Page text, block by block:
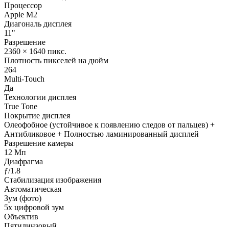
Процессор
Apple M2
Диагональ дисплея
11"
Разрешение
2360 × 1640 пикс.
Плотность пикселей на дюйм
264
Multi-Touch
Да
Технологии дисплея
True Tone
Покрытие дисплея
Олеофобное (устойчивое к появлению следов от пальцев) +
Антибликовое + Полностью ламинированный дисплей
Разрешение камеры
12 Мп
Диафрагма
ƒ/1.8
Стабилизация изображения
Автоматическая
Зум (фото)
5х цифровой зум
Объектив